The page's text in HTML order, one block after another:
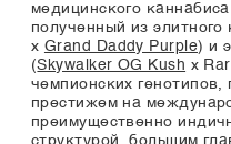
медицинского
полученный из
x Grand Daddy Purple) и
(Skywalker OG Kush x
чемпионских
престижем на
преимущественно
структурой, большим